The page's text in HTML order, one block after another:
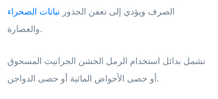
الصرف ويؤدي إلى تعفن الجذور نباتات الصحراء
والعصارة.
تشمل بدائل استخدام الرمل الخشن الجرانيت المسحوق
أو حصى الأحواض المائية أو حصى الدواجن.